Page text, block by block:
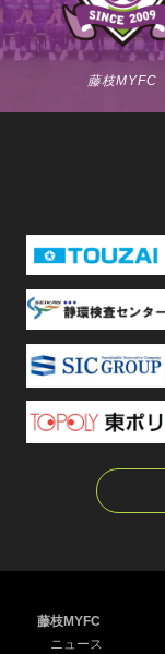
藤枝MYFC
藤枝MYFC
ニュース